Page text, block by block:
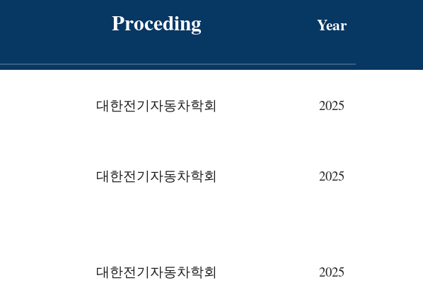
Proceding Year
대한전기자동차학회 2025
대한전기자동차학회 2025
대한전기자동차학회 2025